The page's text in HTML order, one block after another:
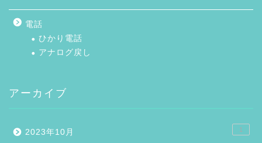
電話
ひかり電話
アナログ戻し
アーカイブ
2023年10月 1